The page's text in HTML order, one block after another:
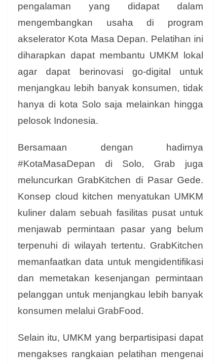
pengalaman yang didapat dalam
mengembangkan usaha di program
akselerator Kota Masa Depan. Pelatihan ini
diharapkan dapat membantu UMKM lokal
agar dapat berinovasi go-digital untuk
menjangkau lebih banyak konsumen, tidak
hanya di kota Solo saja melainkan hingga
pelosok Indonesia.
Bersamaan dengan hadirnya
#KotaMasaDepan di Solo, Grab juga
meluncurkan GrabKitchen di Pasar Gede.
Konsep cloud kitchen menyatukan UMKM
kuliner dalam sebuah fasilitas pusat untuk
menjawab permintaan pasar yang belum
terpenuhi di wilayah tertentu. GrabKitchen
memanfaatkan data untuk mengidentifikasi
dan memetakan kesenjangan permintaan
pelanggan untuk menjangkau lebih banyak
konsumen melalui GrabFood.
Selain itu, UMKM yang berpartisipasi dapat
mengakses rangkaian pelatihan mengenai